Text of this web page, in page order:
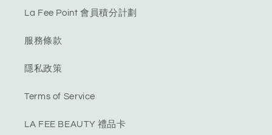
La Fee Point 會員積分計劃
服務條款
隱私政策
Terms of Service
LA FEE BEAUTY 禮品卡